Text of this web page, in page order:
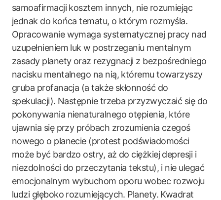
samoafirmacji kosztem innych, nie rozumiejąc
jednak do końca tematu, o którym rozmyśla.
Opracowanie wymaga systematycznej pracy nad
uzupełnieniem luk w postrzeganiu mentalnym
zasady planety oraz rezygnacji z bezpośredniego
nacisku mentalnego na nią, któremu towarzyszy
gruba profanacja (a także skłonność do
spekulacji). Następnie trzeba przyzwyczaić się do
pokonywania nienaturalnego otępienia, które
ujawnia się przy próbach zrozumienia czegoś
nowego o planecie (protest podświadomości
może być bardzo ostry, aż do ciężkiej depresji i
niezdolności do przeczytania tekstu), i nie ulegać
emocjonalnym wybuchom oporu wobec rozwoju
ludzi głęboko rozumiejących. Planety. Kwadrat